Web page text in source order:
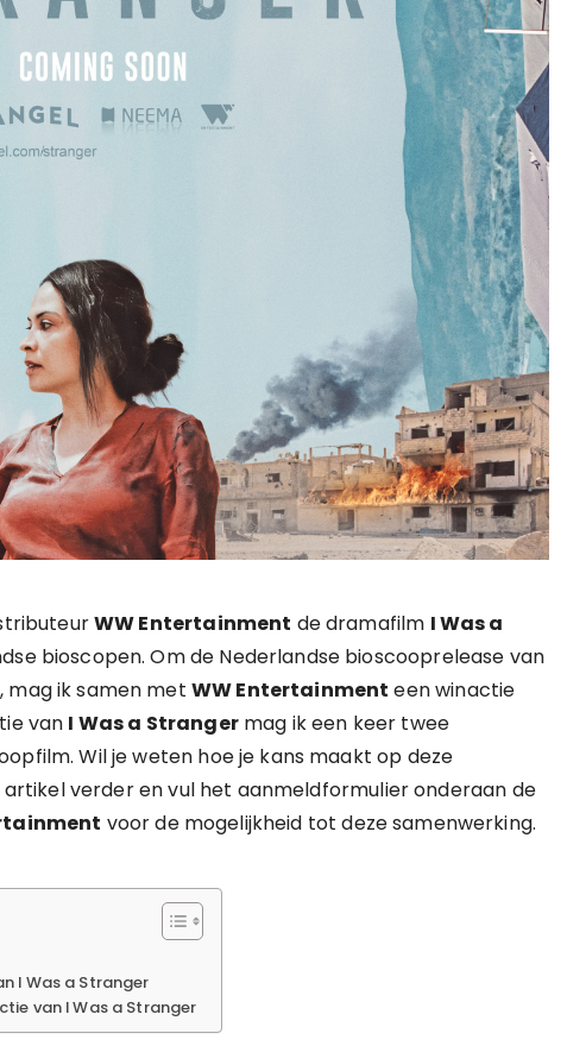
WW Entertainment de dramafilm I Was a
bioscopen. Om de Nederlandse bioscooprelease van
mag ik samen met WW Entertainment een winactie
van I Was a Strangermag ik een keer twee
Wil je weten hoe je kans maakt op deze
artikel verder en vul het aanmeldformulier onderaan de
voor de mogelijkheid tot deze samenwerking.
I Was a Stranger
van I Was a Stranger